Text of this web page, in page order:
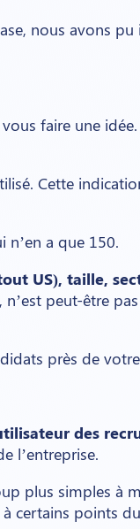
nous avons pu
faire une idée.
Cette
a que 150.
US), taille,
peut-être
près de
des
l’entreprise.
plus simples à
certains points